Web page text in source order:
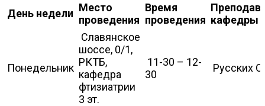
День недели Место
проведения
Время
проведения кафедры
Понедельник
Славянское
шоссе, 0/1,
РКТБ,
кафедра
фтизиатрии
3 эт.
11-30 – 12-
30
Русских